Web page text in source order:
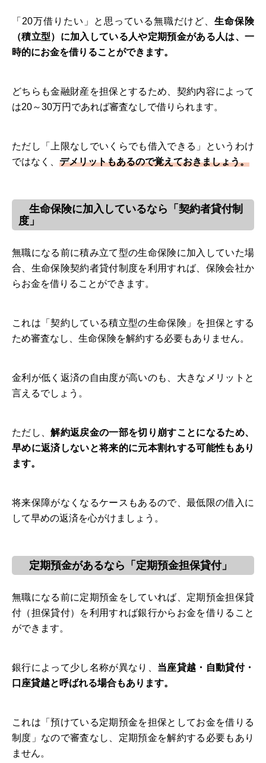
「20万借りたい」と思っている無職だけど、生命保険
（積立型）に加入している人や定期預金がある人は、一
時的にお金を借りることができます。
どちらも金融財産を担保とするため、契約内容によって
は20～30万円であれば審査なしで借りられます。
ただし「上限なしでいくらでも借入できる」というわけ
ではなく、 デメリットもあるので覚えておきましょう。
生命保険に加入しているなら「契約者貸付制
度」
無職になる前に積み立て型の生命保険に加入していた場
合、生命保険契約者貸付制度を利用すれば、保険会社か
らお金を借りることができます。
これは「契約している積立型の生命保険」を担保とする
ため審査なし、生命保険を解約する必要もありません。
金利が低く返済の自由度が高いのも、大きなメリットと
言えるでしょう。
ただし、解約返戻金の一部を切り崩すことになるため、
早めに返済しないと将来的に元本割れする可能性もあり
ます。
将来保障がなくなるケースもあるので、最低限の借入に
して早めの返済を心がけましょう。
定期預金があるなら「定期預金担保貸付」
無職になる前に定期預金をしていれば、定期預金担保貸
付（担保貸付）を利用すれば銀行からお金を借りること
ができます。
銀行によって少し名称が異なり、 当座貸越・自動貸付・
口座貸越と呼ばれる場合もあります。
これは「預けている定期預金を担保としてお金を借りる
制度」なので審査なし、定期預金を解約する必要もあり
ません。